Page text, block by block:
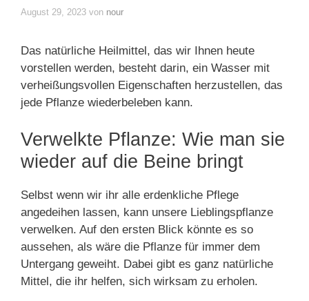
August 29, 2023 von nour
Das natürliche Heilmittel, das wir Ihnen heute
vorstellen werden, besteht darin, ein Wasser mit
verheißungsvollen Eigenschaften herzustellen, das
jede Pflanze wiederbeleben kann.
Verwelkte Pflanze: Wie man sie
wieder auf die Beine bringt
Selbst wenn wir ihr alle erdenkliche Pflege
angedeihen lassen, kann unsere Lieblingspflanze
verwelken. Auf den ersten Blick könnte es so
aussehen, als wäre die Pflanze für immer dem
Untergang geweiht. Dabei gibt es ganz natürliche
Mittel, die ihr helfen, sich wirksam zu erholen.